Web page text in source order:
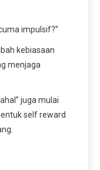
impulsif?”
kebiasaan
menjaga
juga mulai
self reward